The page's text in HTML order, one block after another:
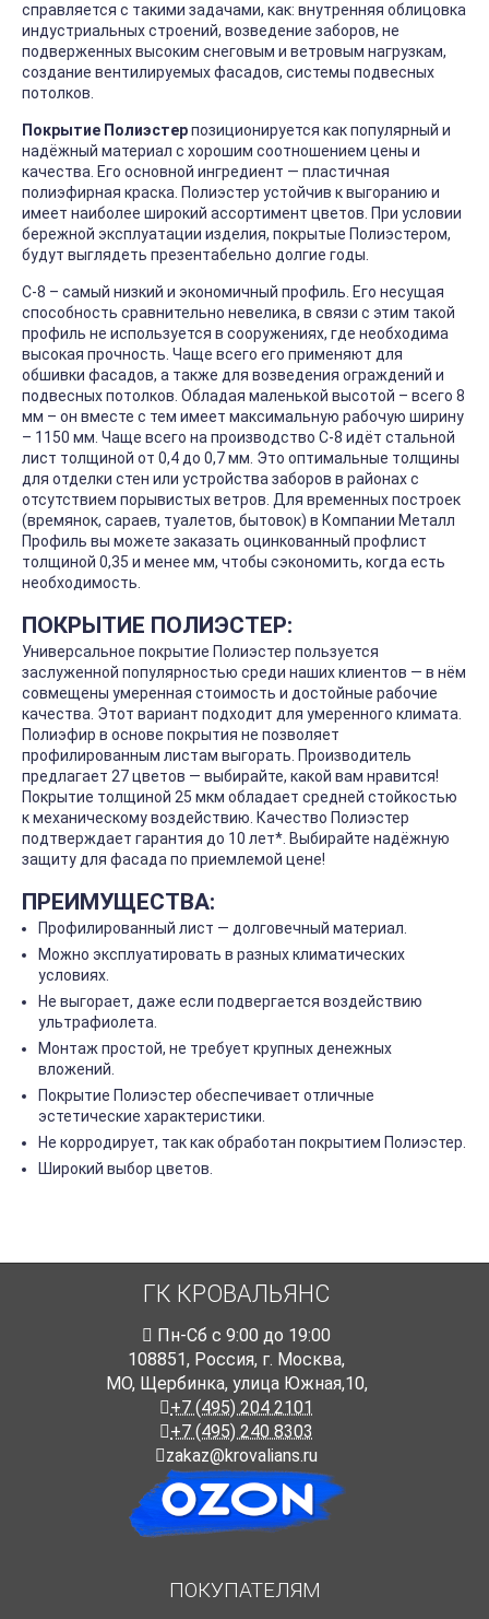
справляется с такими задачами, как: внутренняя облицовка
индустриальных строений, возведение заборов, не
подверженных высоким снеговым и ветровым нагрузкам,
создание вентилируемых фасадов, системы подвесных
потолков.
Покрытие Полиэстерпозиционируется как популярный и
надёжный материал с хорошим соотношением цены и
качества. Его основной ингредиент — пластичная
полиэфирная краска. Полиэстер устойчив к выгоранию и
имеет наиболее широкий ассортимент цветов. При условии
бережной эксплуатации изделия, покрытые Полиэстером,
будут выглядеть презентабельно долгие годы.
С-8 – самый низкий и экономичный профиль. Его несущая
способность сравнительно невелика, в связи с этим такой
профиль не используется в сооружениях, где необходима
высокая прочность. Чаще всего его применяют для
обшивки фасадов, а также для возведения ограждений и
подвесных потолков. Обладая маленькой высотой – всего 8
мм – он вместе с тем имеет максимальную рабочую ширину
– 1150 мм. Чаще всего на производство С-8 идёт стальной
лист толщиной от 0,4 до 0,7 мм. Это оптимальные толщины
для отделки стен или устройства заборов в районах с
отсутствием порывистых ветров. Для временных построек
(времянок, сараев, туалетов, бытовок) в Компании Металл
Профиль вы можете заказать оцинкованный профлист
толщиной 0,35 и менее мм, чтобы сэкономить, когда есть
необходимость.
ПОКРЫТИЕ ПОЛИЭСТЕР:
Универсальное покрытие Полиэстер пользуется
заслуженной популярностью среди наших клиентов — в нём
совмещены умеренная стоимость и достойные рабочие
качества. Этот вариант подходит для умеренного климата.
Полиэфир в основе покрытия не позволяет
профилированным листам выгорать. Производитель
предлагает 27 цветов — выбирайте, какой вам нравится!
Покрытие толщиной 25 мкм обладает средней стойкостью
к механическому воздействию. Качество Полиэстер
подтверждает гарантия до 10 лет*. Выбирайте надёжную
защиту для фасада по приемлемой цене!
ПРЕИМУЩЕСТВА:
Профилированный лист — долговечный материал.
Можно эксплуатировать в разных климатических
условиях.
Не выгорает, даже если подвергается воздействию
ультрафиолета.
Монтаж простой, не требует крупных денежных
вложений.
Покрытие Полиэстер обеспечивает отличные
эстетические характеристики.
Не корродирует, так как обработан покрытием Полиэстер.
Широкий выбор цветов.
ГК КРОВАЛЬЯНС
Пн-Cб с 9:00 до 19:00
108851, Россия, г. Москва,
МО, Щербинка, улица Южная,10,
+7 (495) 204 2101
+7 (495) 240 8303
zakaz@krovalians.ru
ПОКУПАТЕЛЯМ